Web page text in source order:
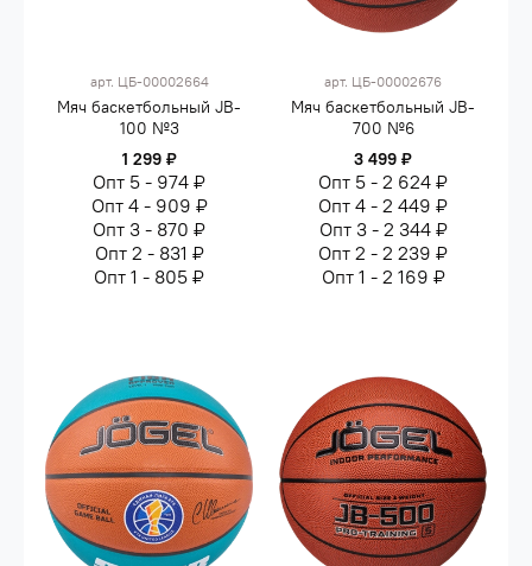
арт. ЦБ-00002664
Мяч баскетбольный JB-
100 №3
1 299 ₽
Опт 5 - 974 ₽
Опт 4 - 909 ₽
Опт 3 - 870 ₽
Опт 2 - 831 ₽
Опт 1 - 805 ₽
арт. ЦБ-00002676
Мяч баскетбольный JB-
700 №6
3 499 ₽
Опт 5 - 2 624 ₽
Опт 4 - 2 449 ₽
Опт 3 - 2 344 ₽
Опт 2 - 2 239 ₽
Опт 1 - 2 169 ₽